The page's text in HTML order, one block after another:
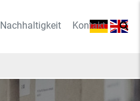
Nachhaltigkeit Kontakt